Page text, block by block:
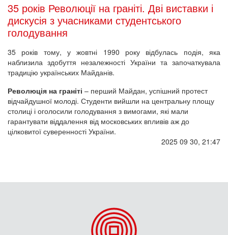
35 років Революції на граніті. Дві виставки і
дискусія з учасниками студентського
голодування
35 років тому, у жовтні 1990 року відбулась подія, яка
наблизила здобуття незалежності України та започаткувала
традицію українських Майданів.
Революція на граніті – перший Майдан, успішний протест
відчайдушної молоді. Студенти вийшли на центральну площу
столиці і оголосили голодування з вимогами, які мали
гарантувати віддалення від московських впливів аж до
цілковитої суверенності України.
2025 09 30, 21:47